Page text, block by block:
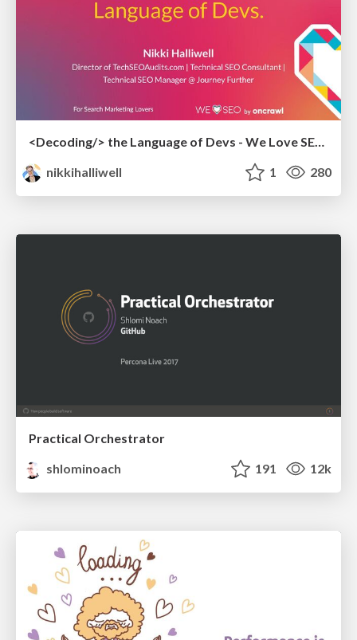
<Decoding/> the Language of Devs - We Love SEO 2024
nikkihalliwell
1 280
Practical Orchestrator
shlominoach
191 12k